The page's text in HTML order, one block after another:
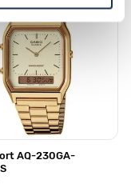
AQ-230GA-